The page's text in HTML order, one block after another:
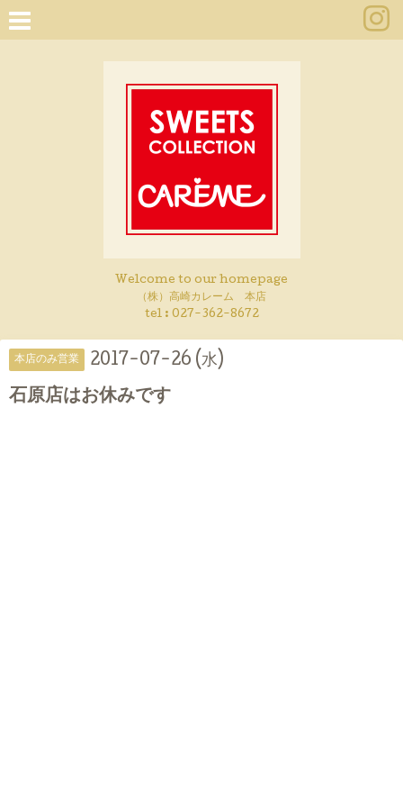
Welcome to our homepage
（株）高崎カレーム 本店
tel : 027-362-8672
本店のみ営業 2017-07-26 (水)
石原店はお休みです